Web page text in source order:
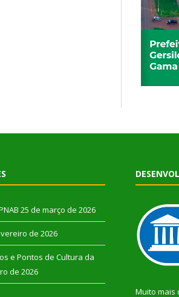
25 de março de 2026
de 2026
e Pontos de Cultura da
de 2026
Muito mais